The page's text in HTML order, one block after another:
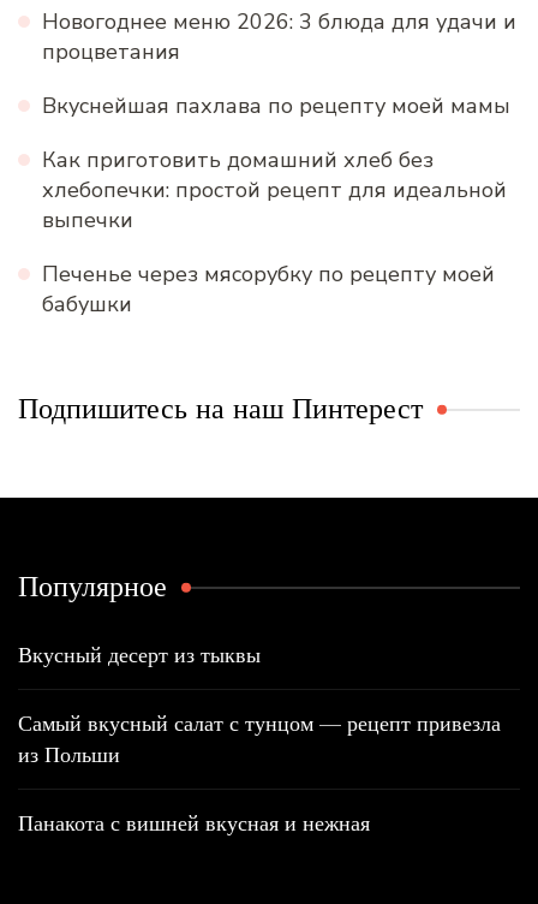
Новогоднее меню 2026: 3 блюда для удачи и
процветания
Вкуснейшая пахлава по рецепту моей мамы
Как приготовить домашний хлеб без
хлебопечки: простой рецепт для идеальной
выпечки
Печенье через мясорубку по рецепту моей
бабушки
Подпишитесь на наш Пинтерест
Популярное
Вкусный десерт из тыквы
Самый вкусный салат с тунцом — рецепт привезла
из Польши
Панакота с вишней вкусная и нежная